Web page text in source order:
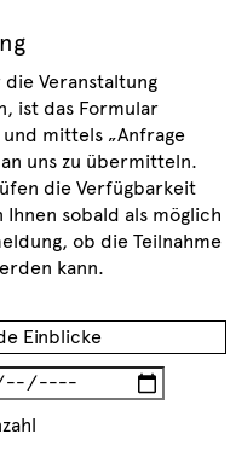
Veranstaltung
ist das Formular
und mittels „Anfrage
uns zu übermitteln.
die Verfügbarkeit
Ihnen sobald als möglich
ob die Teilnahme
kann.